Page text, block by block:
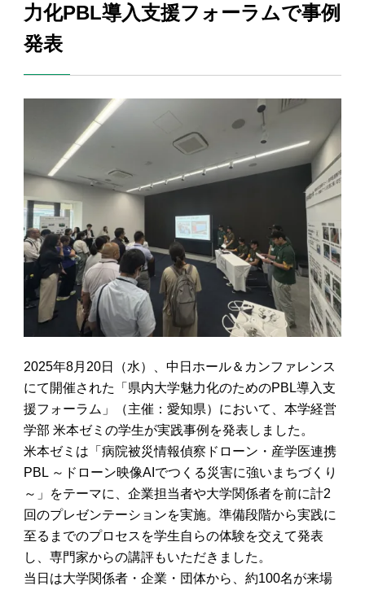
力化PBL導入支援フォーラムで事例
発表
2025年8月20日（水）、中日ホール＆カンファレンス
にて開催された「県内大学魅力化のためのPBL導入支
援フォーラム」（主催：愛知県）において、本学経営
学部 米本ゼミの学生が実践事例を発表しました。
米本ゼミは「病院被災情報偵察ドローン・産学医連携
PBL ～ドローン映像AIでつくる災害に強いまちづくり
～」をテーマに、企業担当者や大学関係者を前に計2
回のプレゼンテーションを実施。準備段階から実践に
至るまでのプロセスを学生自らの体験を交えて発表
し、専門家からの講評もいただきました。
当日は大学関係者・企業・団体から、約100名が来場